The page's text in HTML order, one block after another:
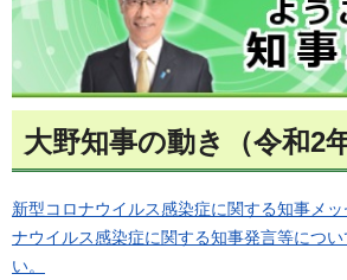
大野知事の動き（令和2
新型コロナウイルス感染症に関する知事メ
ナウイルス感染症に関する知事発言等につ
い。